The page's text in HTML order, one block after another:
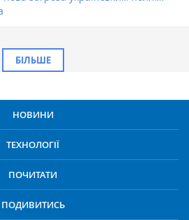
БІЛЬШЕ
НОВИНИ
ТЕХНОЛОГІЇ
ПОЧИТАТИ
ПОДИВИТИСЬ